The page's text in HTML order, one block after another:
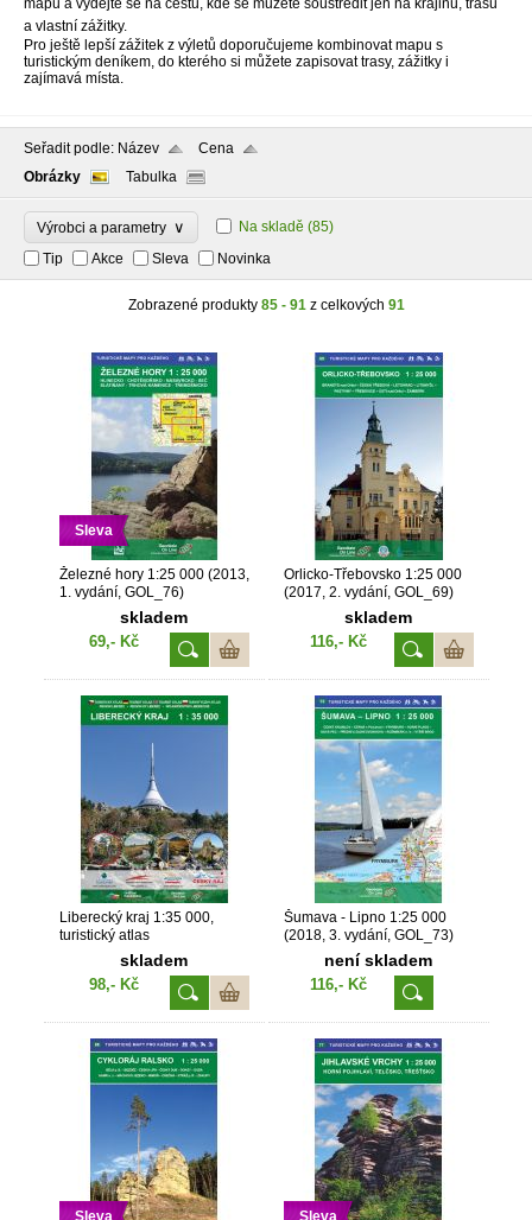
mapu a vydejte se na cestu, kde se můžete soustředit jen na krajinu, trasu
a vlastní zážitky.
Pro ještě lepší zážitek z výletů doporučujeme kombinovat mapu s
turistickým deníkem, do kterého si můžete zapisovat trasy, zážitky i
zajímavá místa.
Seřadit podle: Název
Cena
Obrázky
Tabulka
Výrobci a parametry ∨ Na skladě (85)
Tip
Akce Sleva Novinka
Zobrazené produkty 85 - 91z celkových 91
Sleva
Železné hory 1:25 000 (2013,
1. vydání, GOL_76)
skladem
69,- Kč
Orlicko-Třebovsko 1:25 000
(2017, 2. vydání, GOL_69)
skladem
116,- Kč
Liberecký kraj 1:35 000,
turistický atlas
skladem
98,- Kč
Šumava - Lipno 1:25 000
(2018, 3. vydání, GOL_73)
není skladem
116,- Kč